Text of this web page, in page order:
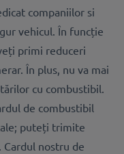
companiilor si
vehicul. În funcție
primi reduceri
În plus, nu va mai
cu combustibil.
de combustibil
puteți trimite
nostru de